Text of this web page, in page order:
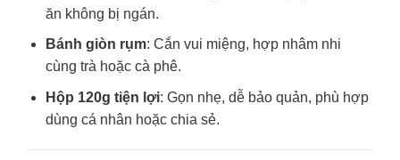
ăn không bị ngán.
Bánh giòn rụm: Cắn vui miệng, hợp nhâm nhi
cùng trà hoặc cà phê.
Hộp 120g tiện lợi: Gọn nhẹ, dễ bảo quản, phù hợp
dùng cá nhân hoặc chia sẻ.